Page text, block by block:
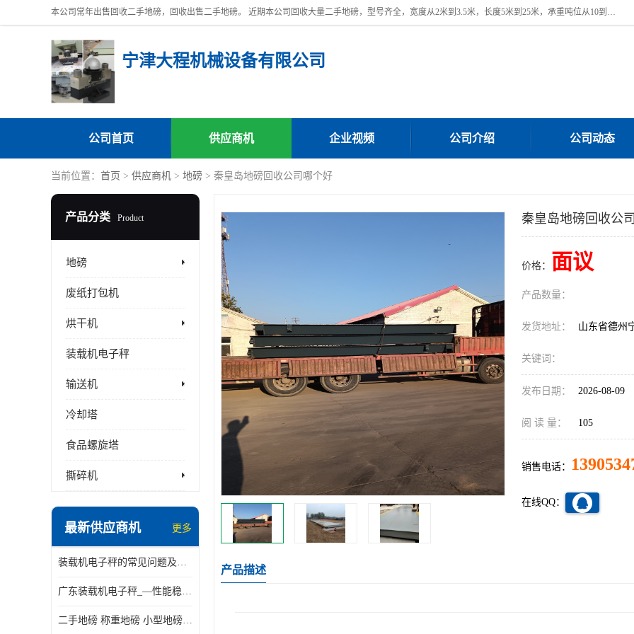
本公司常年出售回收二手地磅，回收出售二手地磅。 近期本公司回收大量二手地磅，型号齐全，宽度从2米到3.5米，长度5米到25米，承重吨位从10到200吨，成色7—9成新。 ? 使用年限6个月至2年，产品来源于个人闲置品，工矿企业停用品，因小换大而来。 精准度和新的一样， 二手地磅是内行人的选择，打个电话就省钱朋友您好等什么
宁津大程机械设备有限公司
公司首页 供应商机 企业视频 公司介绍 公司动态
当前位置： 首页 > 供应商机 > 地磅 > 秦皇岛地磅回收公司哪个好
产品分类 Product
地磅
废纸打包机
烘干机
装载机电子秤
输送机
冷却塔
食品螺旋塔
撕碎机
最新供应商机 更多
装载机电子秤的常见问题及解决方法介绍
广东装载机电子秤_—性能稳定—操作简单—品质可靠
二手地磅 称重地磅 小型地磅 一百吨地磅
秦皇岛地磅回收公
价格： 面议
产品数量：
发货地址： 山东省德州
关键词：
发布日期： 2026-08-09
阅 读 量： 105
销售电话：
在线QQ：
产品描述